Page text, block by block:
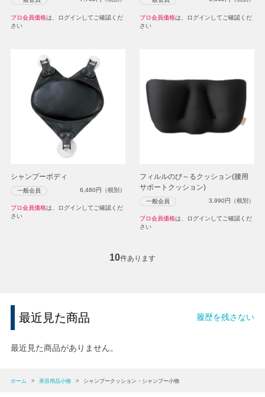
プロ会員価格は、ログインしてご確認くだ
さい
プロ会員価格は、ログインしてご確認くだ
さい
シャンプーボディ
一般会員 6,480円（税別）
プロ会員価格は、ログインしてご確認くだ
さい
フィルルのび～るクッション(腰用
サポートクッション)
一般会員 3,990円（税別）
プロ会員価格は、ログインしてご確認くだ
さい
10件あります
最近見た商品 履歴を残さない
最近見た商品がありません。
ホーム > 美容用品小物 > シャンプークッション・シャンプー小物